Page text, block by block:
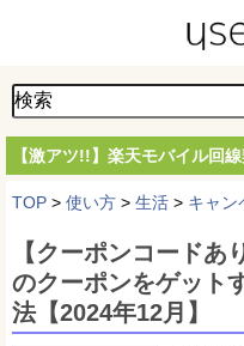
【激アツ!!】楽天モバイル回
TOP > 使い方 > 生活 > キャン
【クーポンコード
のクーポンをゲット
法【2024年12月】